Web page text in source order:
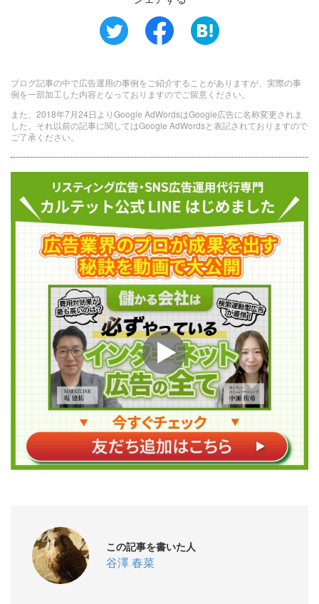
ブログ記事の中で広告運用の事例をご紹介することがありますが、実際の事
例を一部加工した内容となっておりますのでご留意ください。
また、2018年7月24日よりGoogle AdWordsはGoogle広告に名称変更されま
した。それ以前の記事に関してはGoogle AdWordsと表記されておりますので
ご了承ください。
この記事を書いた人
谷澤 春菜